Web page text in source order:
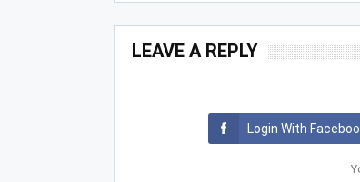
LEAVE A REPLY
Login With